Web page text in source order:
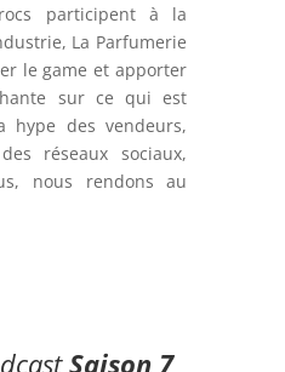
participent à la
La Parfumerie
le game et apporter
sur ce qui est
hype des vendeurs,
réseaux sociaux,
nous rendons au
Saison 7